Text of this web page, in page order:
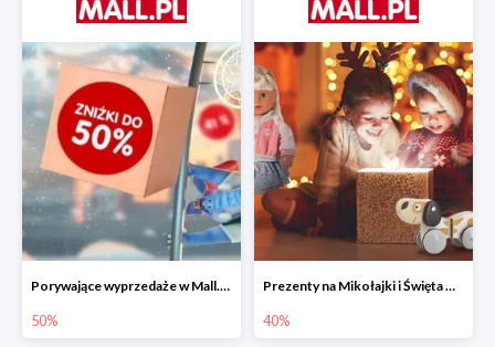
Porywające wyprzedaże w Mall.pl do -50%
50%
Prezenty na Mikołajki i Święta w Mall.pl do -40%
40%